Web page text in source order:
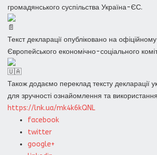
громадянського суспільства Україна-ЄС.
Текст декларації опубліковано на
Європейського економічно-соціального
Також додаємо переклад тексту декларації
для зручності ознайомлення та
https://lnk.ua/mk4k6kQNL
facebook
twitter
google+